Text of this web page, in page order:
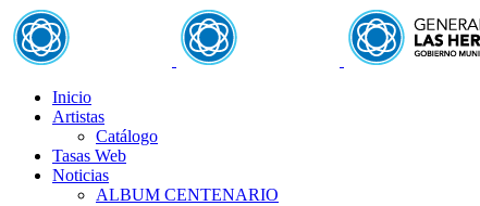
Inicio
Artistas
Catálogo
Tasas Web
Noticias
ALBUM CENTENARIO